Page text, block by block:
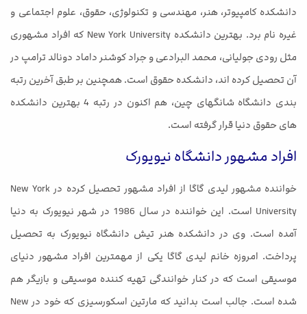
دانشکده کامپیوتر، هنر، مهندسی و تکنولوژی، حقوق، علوم اجتماعی و
غیره نام برد. بهترین دانشکده New York University که افراد مشهوری
مثل رودی جولیانی، محمد البرادعی و جراد کوشنر داماد دونالد ترامپ در
آن تحصیل کرده اند، دانشکده حقوق است. همچنین بر طبق آخرین رتبه
بندی دانشگاه شانگهای چین، هم اکنون در رتبه 4 بهترین دانشکده
های حقوق دنیا قرار گرفته است.
افراد مشهور دانشگاه نیویورک
خواننده مشهور لیدی گاگا از افراد مشهور تحصیل کرده در New York
University است. این خواننده در سال 1986 در شهر نیویورک به دنیا
آمده است. وی در دانشکده هنر تیش دانشگاه نیویورک به تحصیل
پرداخت. امروزه خانم لیدی گاگا یکی از مهمترین افراد مشهور دنیای
موسیقی است که در کنار خوانندگی تهیه کننده موسیقی و بازیگر هم
شده است. جالب است بدانید که مارتین اسکورسیزی که خود در New